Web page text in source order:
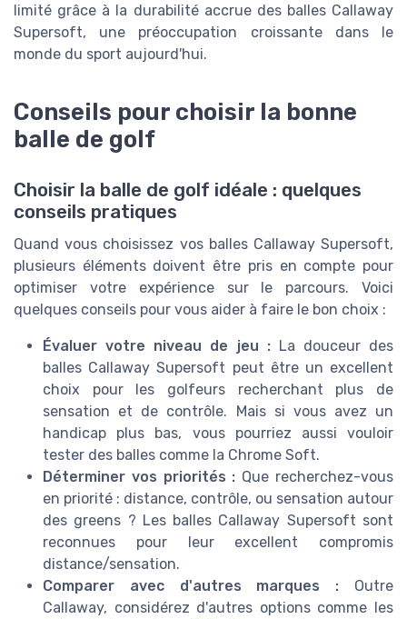
limité grâce à la durabilité accrue des balles Callaway
Supersoft, une préoccupation croissante dans le
monde du sport aujourd'hui.
Conseils pour choisir la bonne
balle de golf
Choisir la balle de golf idéale : quelques
conseils pratiques
Quand vous choisissez vos balles Callaway Supersoft,
plusieurs éléments doivent être pris en compte pour
optimiser votre expérience sur le parcours. Voici
quelques conseils pour vous aider à faire le bon choix :
Évaluer votre niveau de jeu :La douceur des
balles Callaway Supersoft peut être un excellent
choix pour les golfeurs recherchant plus de
sensation et de contrôle. Mais si vous avez un
handicap plus bas, vous pourriez aussi vouloir
tester des balles comme la Chrome Soft.
Déterminer vos priorités : Que recherchez-vous
en priorité : distance, contrôle, ou sensation autour
des greens ? Les balles Callaway Supersoft sont
reconnues pour leur excellent compromis
distance/sensation.
Comparer avec d'autres marques : Outre
Callaway, considérez d'autres options comme les